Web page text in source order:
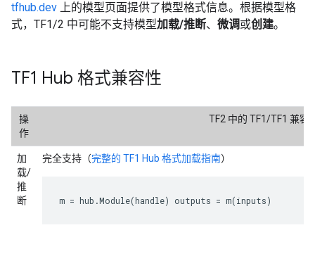
tfhub.dev 上的模型页面提供了模型格式信息。根据模型格
式，TF1/2 中可能不支持模型加载/推断、 微调或创建。
TF1 Hub 格式兼容性
操
作
TF2 中的 TF1/TF1 兼容
加
载/
推
断
完全支持（完整的 TF1 Hub 格式加载指南）
m = hub.Module(handle) outputs = m(inputs)